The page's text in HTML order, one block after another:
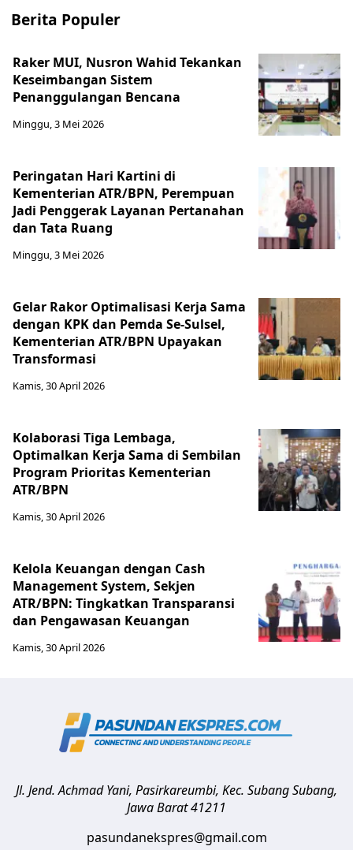
Berita Populer
Raker MUI, Nusron Wahid Tekankan
Keseimbangan Sistem
Penanggulangan Bencana
Minggu, 3 Mei 2026
Peringatan Hari Kartini di
Kementerian ATR/BPN, Perempuan
Jadi Penggerak Layanan Pertanahan
dan Tata Ruang
Minggu, 3 Mei 2026
Gelar Rakor Optimalisasi Kerja Sama
dengan KPK dan Pemda Se-Sulsel,
Kementerian ATR/BPN Upayakan
Transformasi
Kamis, 30 April 2026
Kolaborasi Tiga Lembaga,
Optimalkan Kerja Sama di Sembilan
Program Prioritas Kementerian
ATR/BPN
Kamis, 30 April 2026
Kelola Keuangan dengan Cash
Management System, Sekjen
ATR/BPN: Tingkatkan Transparansi
dan Pengawasan Keuangan
Kamis, 30 April 2026
Jl. Jend. Achmad Yani, Pasirkareumbi, Kec. SubangSubang,
Jawa Barat41211
pasundanekspres@gmail.com